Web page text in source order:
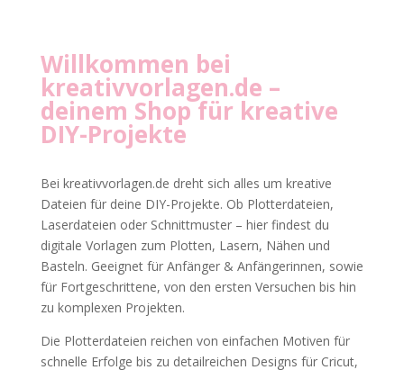
Willkommen bei
kreativvorlagen.de –
deinem Shop für kreative
DIY-Projekte
Bei kreativvorlagen.de dreht sich alles um kreative
Dateien für deine DIY-Projekte. Ob Plotterdateien,
Laserdateien oder Schnittmuster – hier findest du
digitale Vorlagen zum Plotten, Lasern, Nähen und
Basteln. Geeignet für Anfänger & Anfängerinnen, sowie
für Fortgeschrittene, von den ersten Versuchen bis hin
zu komplexen Projekten.
Die Plotterdateien reichen von einfachen Motiven für
schnelle Erfolge bis zu detailreichen Designs für Cricut,